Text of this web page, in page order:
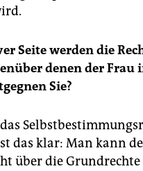
Seite werden die
denen der Frau
Sie?
das klar: Man kann
über die Grundrechte